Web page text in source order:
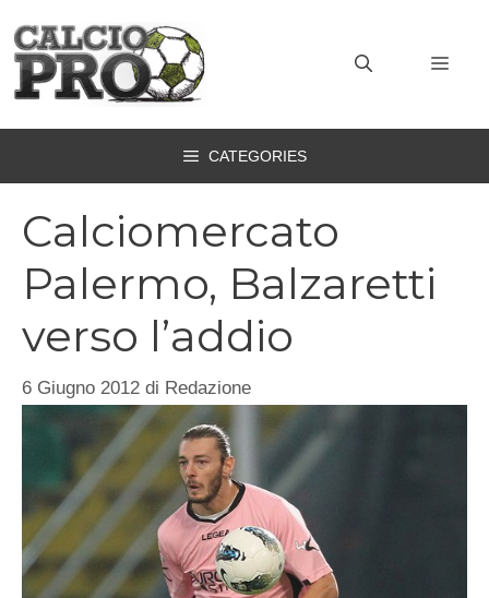
contenuto
CATEGORIES
Calciomercato
Palermo, Balzaretti
verso l’addio
6 Giugno 2012 di Redazione